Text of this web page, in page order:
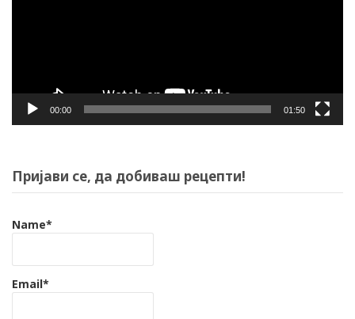
00:00 01:50
Пријави се, да добиваш рецепти!
Name*
Email*